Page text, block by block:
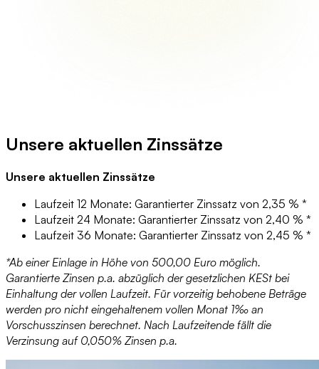
Unsere aktuellen Zinssätze
Unsere aktuellen Zinssätze
Laufzeit 12 Monate: Garantierter Zinssatz von 2,35 % *
Laufzeit 24 Monate: Garantierter Zinssatz von 2,40 % *
Laufzeit 36 Monate: Garantierter Zinssatz von 2,45 % *
*Ab einer Einlage in Höhe von 500,00 Euro möglich.
Garantierte Zinsen p.a. abzüglich der gesetzlichen KESt bei
Einhaltung der vollen Laufzeit. Für vorzeitig behobene Beträge
werden pro nicht eingehaltenem vollen Monat 1‰ an
Vorschusszinsen berechnet. Nach Laufzeitende fällt die
Verzinsung auf 0,050% Zinsen p.a.